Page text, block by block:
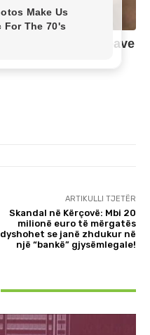
ARTIKULLI TJETËR
Skandal në Kërçovë: Mbi 20
milionë euro të mërgatës
dyshohet se janë zhdukur në
një “bankë” gjysëmlegale!